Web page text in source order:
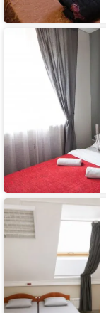
География
Хостел
Blizzzko
на